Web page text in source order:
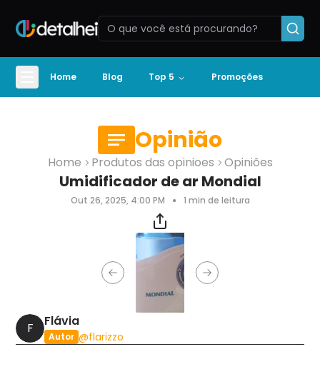
Home Blog Top 5 Promoções
Opinião
Home Produtos das opinioes Opiniões
Umidificador de ar Mondial
Out 26, 2025, 4:00 PM 1 min de leitura
Previous slide Next slide
F Flávia
Autor @flarizzo